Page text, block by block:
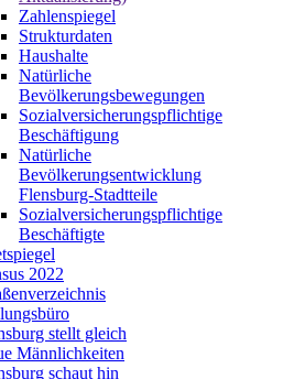
Zahlenspiegel
Strukturdaten
Haushalte
Natürliche
Bevölkerungsbewegungen
Sozialversicherungspflichtige
Beschäftigung
Natürliche
Bevölkerungsentwicklung
Flensburg-Stadtteile
Sozialversicherungspflichtige
Beschäftigte
2022
stellt gleich
Männlichkeiten
schaut hin